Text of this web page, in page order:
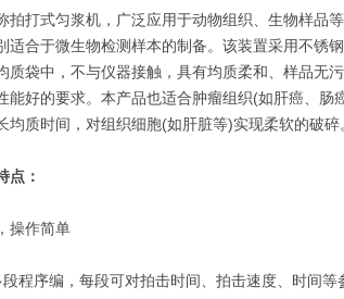
拍打式匀浆机，广泛应用于动物组织、生物样品
适合于微生物检测样本的制备。该装置采用不锈
质袋中，不与仪器接触，具有均质柔和、样品无
能好的要求。本产品也适合肿瘤组织(如肝癌、
质时间，对组织细胞(如肝脏等)实现柔软的破碎
点：
作简单
序编，每段可对拍击时间、拍击速度、时间等